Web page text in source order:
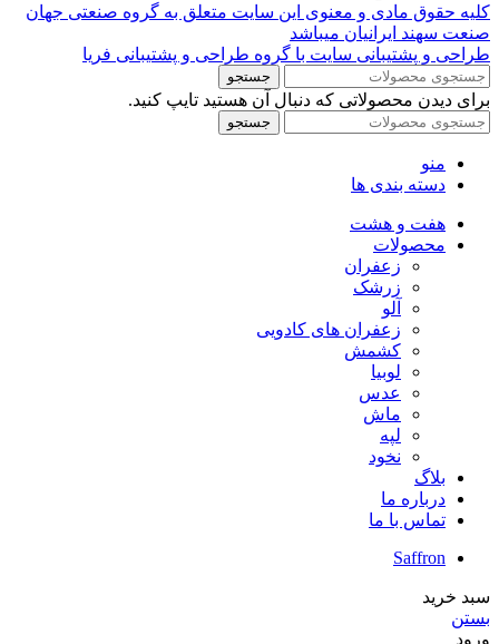
کلیه حقوق مادی و معنوی این سایت متعلق به گروه صنعتی جهان
صنعت سهند ایرانیان میباشد
طراحی و پشتیبانی سایت با گروه طراحی و پشتیبانی فریا
جستجو
برای دیدن محصولاتی که دنبال آن هستید تایپ کنید.
جستجو
منو
دسته بندی ها
هفت و هشت
محصولات
زعفران
زرشک
آلو
زعفران های کادویی
کشمش
لوبیا
عدس
ماش
لپه
نخود
بلاگ
درباره ما
تماس با ما
Saffron
سبد خرید
بستن
ورود